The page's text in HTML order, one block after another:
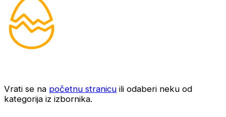
Vrati se na početnu stranicu ili odaberi neku od
kategorija iz izbornika.